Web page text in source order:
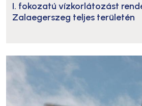
I. fokozatú vízkorlátozást
Zalaegerszeg teljes területén